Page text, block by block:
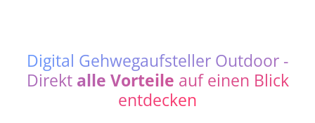
Digital Gehwegaufsteller Outdoor -
Direkt alle Vorteile auf einen Blick
entdecken